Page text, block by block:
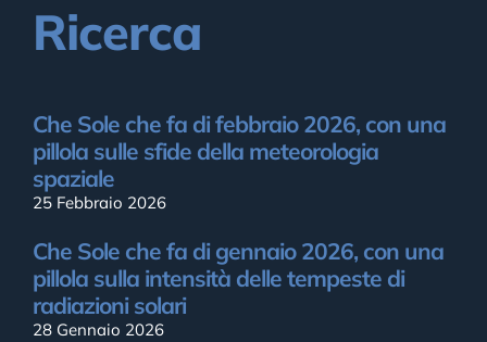
Ricerca
Che Sole che fa di febbraio 2026, con una
pillola sulle sfide della meteorologia
spaziale
25 Febbraio 2026
Che Sole che fa di gennaio 2026, con una
pillola sulla intensità delle tempeste di
radiazioni solari
28 Gennaio 2026